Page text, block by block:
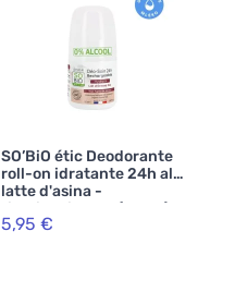
SO’BiO étic Deodorante
roll-on idratante 24h al
latte d'asina -
ricaricabile BIO (50 ml) -
anche per pelli sensibili
5,95 €